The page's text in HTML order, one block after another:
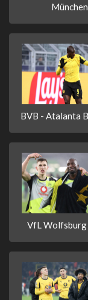
München
BVB - Atalanta
VfL Wolfsburg